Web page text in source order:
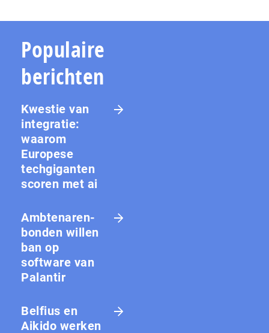
Populaire
berichten
Kwestie van
integratie:
waarom
Europese
techgiganten
scoren met ai
Amb­te­na­ren­
bon­den willen
ban op
software van
Palantir
Belfius en
Aikido werken